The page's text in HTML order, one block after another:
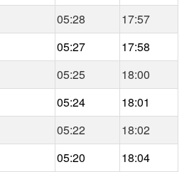
05:28
17:57
05:27
17:58
05:25
18:00
05:24
18:01
05:22
18:02
05:20
18:04